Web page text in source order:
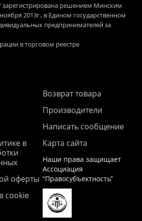
решением Минским
2013г., в Едином государственном
предпринимателей за
в торговом реестре
в
оферты
cookie
Возврат товара
Производители
Написать сообщение
Карта сайта
Наши права защищает
Ассоциация
“Правосубъектность”